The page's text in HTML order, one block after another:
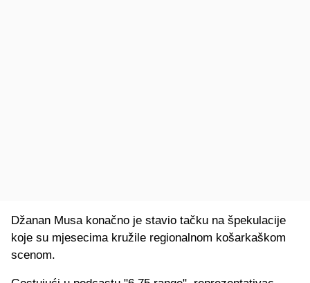
Džanan Musa konačno je stavio tačku na špekulacije
koje su mjesecima kružile regionalnom košarkaškom
scenom.